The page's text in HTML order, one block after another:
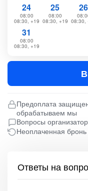
24
08:00
08:30, +19
25
08:00
08:30, +19
26
08:30,
31
08:00
08:30, +19
Предоплата
обрабатываем мы
Вопросы
Неоплаченная
Ответы на